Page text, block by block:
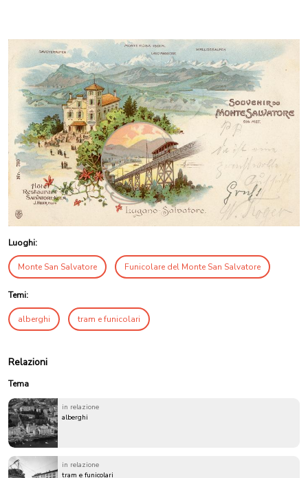
Luoghi:
Monte San Salvatore Funicolare del Monte San Salvatore
Temi:
alberghi tram e funicolari
Relazioni
Tema
in relazione
alberghi
in relazione
tram e funicolari